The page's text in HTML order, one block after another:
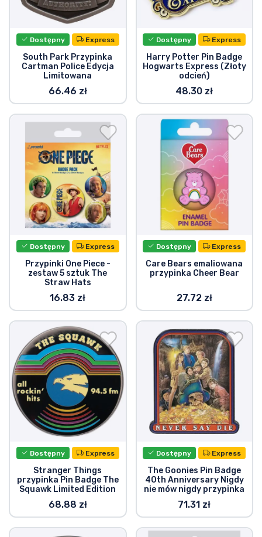
Dostępny Express
South Park Przypinka
Cartman Police Edycja
Limitowana
66.46 zł
Dostępny Express
Harry Potter Pin Badge
Hogwarts Express (Złoty
odcień)
48.30 zł
Dostępny Express
Przypinki One Piece -
zestaw 5 sztuk The
Straw Hats
16.83 zł
Dostępny Express
Care Bears emaliowana
przypinka Cheer Bear
27.72 zł
Dostępny Express
Stranger Things
przypinka Pin Badge The
Squawk Limited Edition
68.88 zł
Dostępny Express
The Goonies Pin Badge
40th Anniversary Nigdy
nie mów nigdy przypinka
71.31 zł